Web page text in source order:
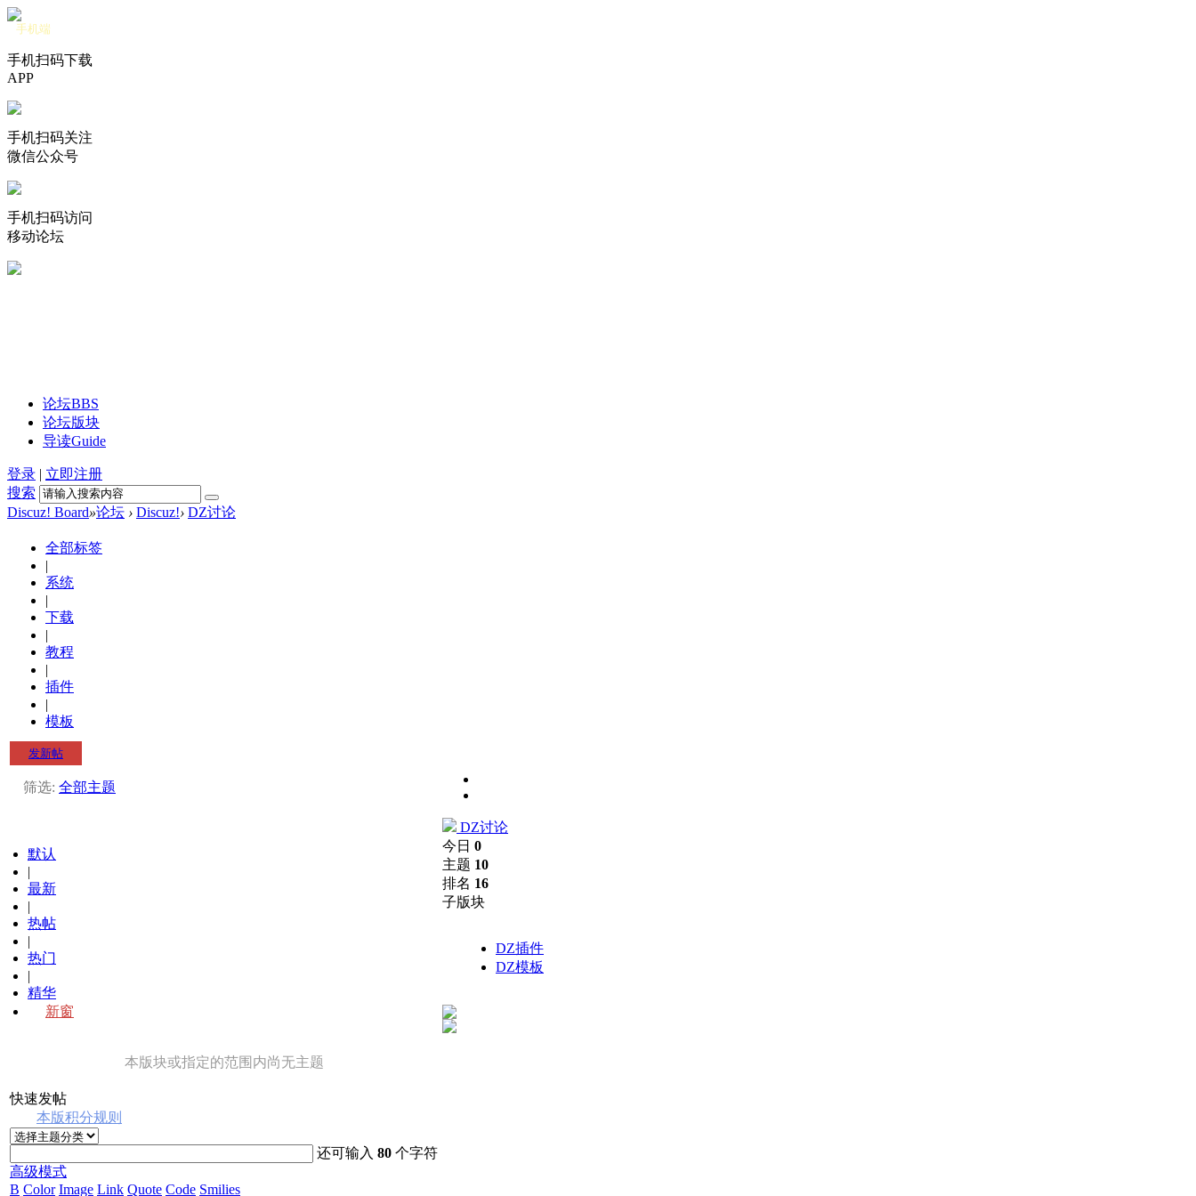
手机端
手机扫码下载
APP
手机扫码关注
微信公众号
手机扫码访问
移动论坛
论坛BBS
论坛版块
导读Guide
登录 | 立即注册
搜索
Discuz! Board»论坛 › Discuz!› DZ讨论
全部标签
|
系统
|
下载
|
教程
|
插件
|
模板
发新帖
筛选: 全部主题
默认
|
最新
|
热帖
|
热门
|
精华
新窗
本版块或指定的范围内尚无主题
快速发帖
本版积分规则
还可输入80 个字符
高级模式
B Color Image Link Quote Code Smilies
DZ讨论
今日 0
主题 10
排名 16
子版块
DZ插件
DZ模板